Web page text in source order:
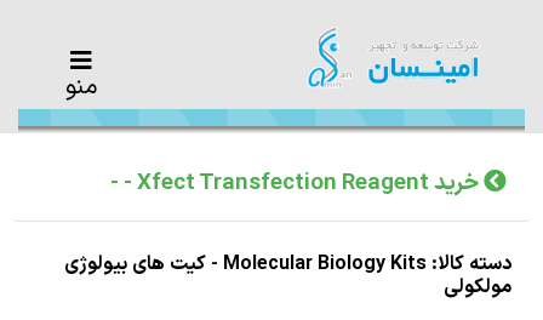
منو
خرید Xfect Transfection Reagent - -
دسته کالا: Molecular Biology Kits - کیت های بیولوژی
مولکولی